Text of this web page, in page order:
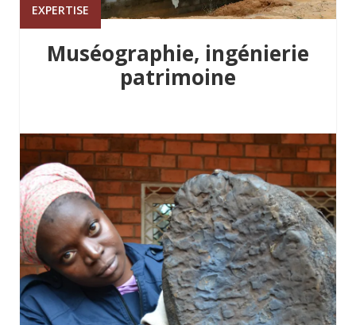
EXPERTISE
Muséographie, ingénierie
patrimoine